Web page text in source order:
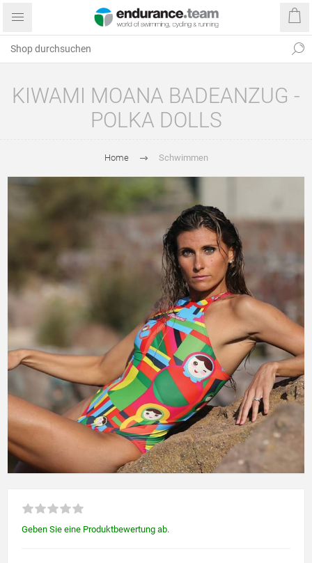
KIWAMI MOANA BADEANZUG -
POLKA DOLLS
Home Schwimmen
Geben Sie eine Produktbewertung ab.